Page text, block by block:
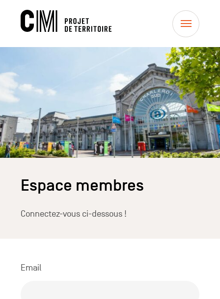
WorkGroup
Menu
Espace membres
Connectez-vous ci-dessous !
Email